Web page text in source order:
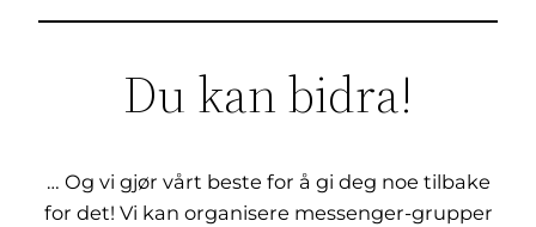
Du kan bidra!
… Og vi gjør vårt beste for å gi deg noe tilbake
for det! Vi kan organisere messenger-grupper